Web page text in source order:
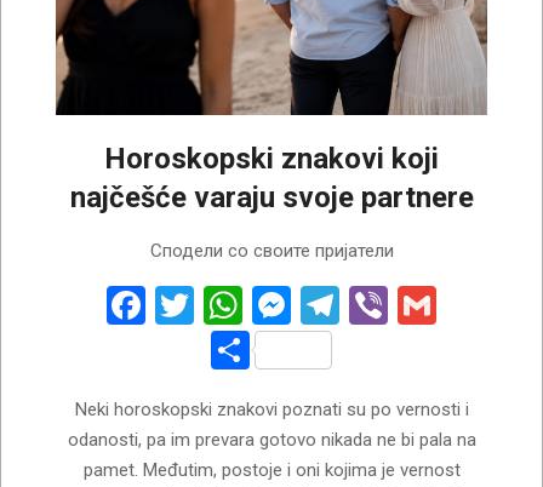
Horoskopski znakovi koji
najčešće varaju svoje partnere
Сподели со своите пријатели
Facebook
Twitter
WhatsApp
Messenger
Telegram
Viber
Share
Neki horoskopski znakovi poznati su po vernosti i
odanosti, pa im prevara gotovo nikada ne bi pala na
pamet. Međutim, postoje i oni kojima je vernost